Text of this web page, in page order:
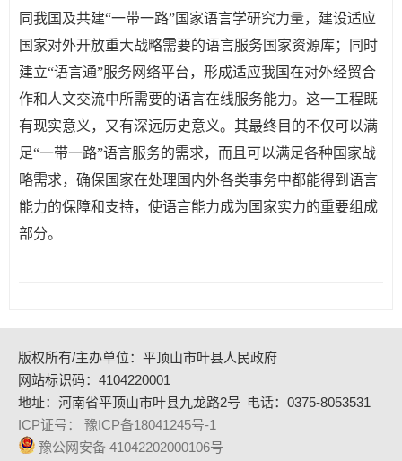
同我国及共建“一带一路”国家语言学研究力量，建设适应
国家对外开放重大战略需要的语言服务国家资源库；同时
建立“语言通”服务网络平台，形成适应我国在对外经贸合
作和人文交流中所需要的语言在线服务能力。这一工程既
有现实意义，又有深远历史意义。其最终目的不仅可以满
足“一带一路”语言服务的需求，而且可以满足各种国家战
略需求，确保国家在处理国内外各类事务中都能得到语言
能力的保障和支持，使语言能力成为国家实力的重要组成
部分。
版权所有/主办单位：平顶山市叶县人民政府
网站标识码：4104220001
地址：河南省平顶山市叶县九龙路2号 电话：0375-8053531
ICP证号： 豫ICP备18041245号-1
豫公网安备 41042202000106号